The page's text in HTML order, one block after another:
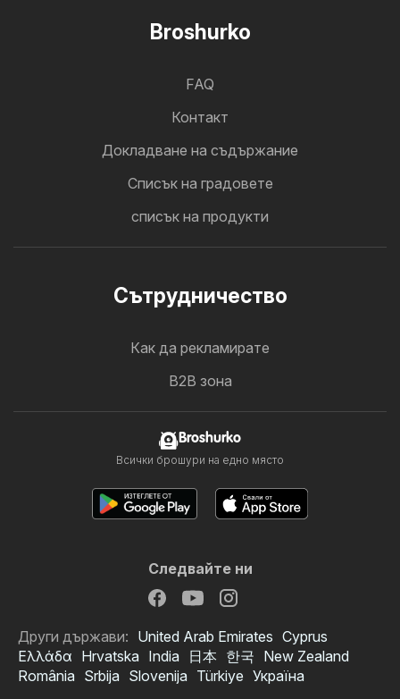
Broshurko
FAQ
Контакт
Докладване на съдържание
Cписък на градовете
списък на продукти
Cътрудничество
Как да рекламирате
B2B зона
Broshurko
Всички брошури на едно място
Следвайте ни
Други държави: United Arab Emirates Cyprus
Ελλάδα Hrvatska India 日本 한국 New Zealand
România Srbija Slovenija Türkiye Україна